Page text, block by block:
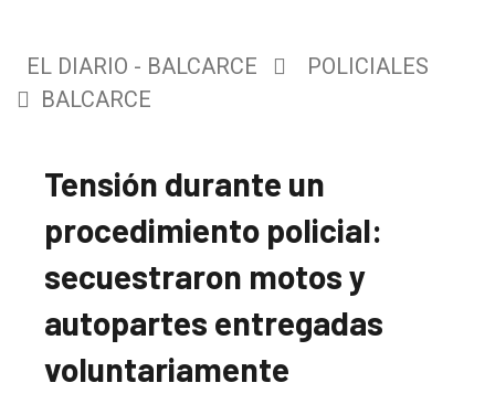
EL DIARIO - BALCARCE
POLICIALES
BALCARCE
Tensión durante un
procedimiento policial:
secuestraron motos y
autopartes entregadas
voluntariamente